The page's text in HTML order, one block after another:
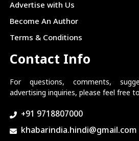
Advertise with Us
Become An Author
Terms & Conditions
Contact Info
For questions, comments,
advertising inquiries, please feel free
+91 9718807000
khabarindia.hindi@gmail.com